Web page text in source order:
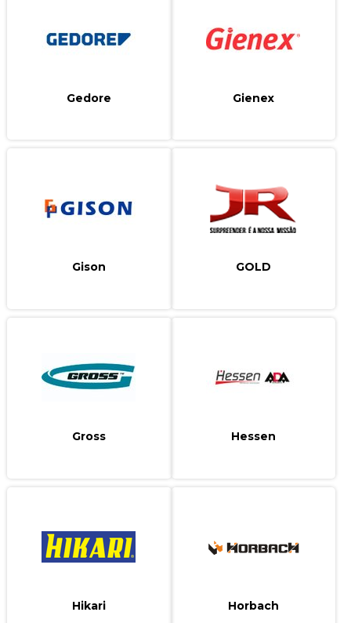
Gedore Gienex
Gison GOLD
Gross Hessen
Hikari Horbach